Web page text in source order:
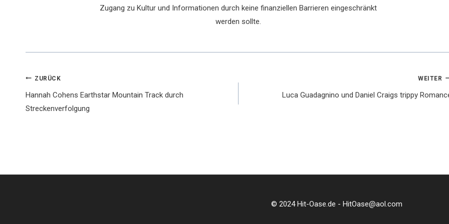
Zugang zu Kultur und Informationen durch keine finanziellen Barrieren eingeschränkt
werden sollte.
Beitragsnavigation
ZURÜCK
Hannah Cohens Earthstar Mountain Track durch
Streckenverfolgung
WEITER
Luca Guadagnino und Daniel Craigs trippy
© 2024 Hit-Oase.de - HitOase@aol.com